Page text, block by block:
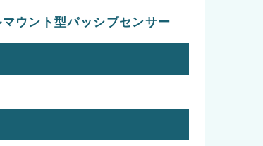
ウント型パッシブセンサー